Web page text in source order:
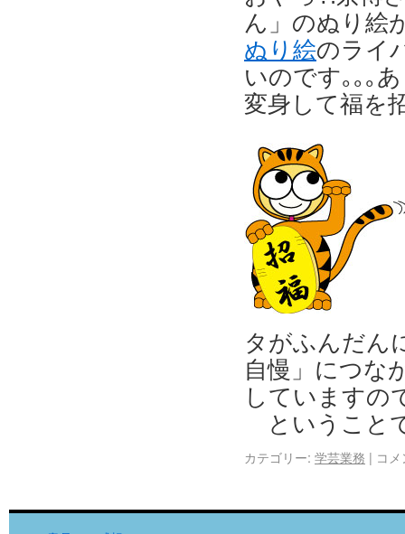
ん」のぬり絵
ぬり絵のライ
いのです｡｡｡
変身して福を
タがふんだん
自慢」につな
していますの
ということ
カテゴリー: 学芸業務 | コ